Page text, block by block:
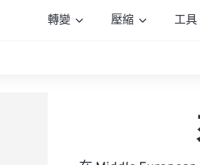
轉變 壓縮 工具